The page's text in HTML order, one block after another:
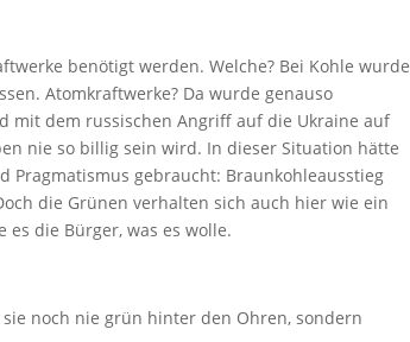
benötigt werden. Welche? Bei Kohle wurde
Atomkraftwerke? Da wurde genauso
mit dem russischen Angriff auf die Ukraine auf
nie so billig sein wird. In dieser Situation hätte
Pragmatismus gebraucht: Braunkohleausstieg
die Grünen verhalten sich auch hier wie ein
es die Bürger, was es wolle.
noch nie grün hinter den Ohren, sondern